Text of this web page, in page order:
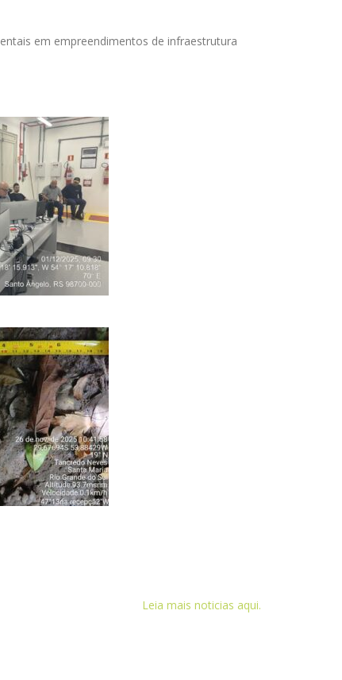
em empreendimentos de infraestrutura
Leia mais noticias aqui.